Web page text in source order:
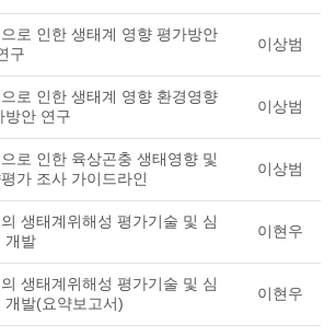
로 인한 생태계 영향 평가방안
구
이상범
로 인한 생태계 영향 환경영향
방안 연구
이상범
로 인한 육상곤충 생태영향 및
가 조사 가이드라인
이상범
생태계위해성 평가기술 및 심
개발
이현우
생태계위해성 평가기술 및 심
개발(요약보고서)
이현우